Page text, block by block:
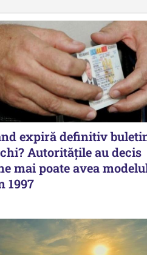
expiră definitiv
Autoritățile au decis
mai poate avea
1997